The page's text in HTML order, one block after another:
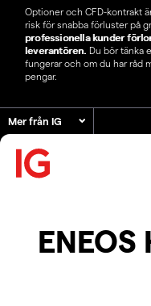
Optioner och CFD-kontrakt
risk för snabba förluster på
professionella kunder
leverantören. Du bör tänka
fungerar och om du har råd
pengar.
Mer från IG